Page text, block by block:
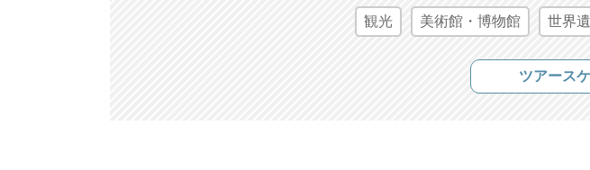
観光 美術館・博物館 世界
ツアース